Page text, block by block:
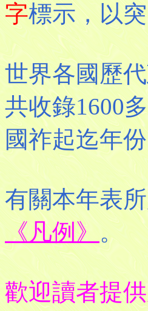
字標示，以
世界各國歷
共收錄1600
國祚起迄年
有關本年表
《凡例》 。
歡迎讀者提